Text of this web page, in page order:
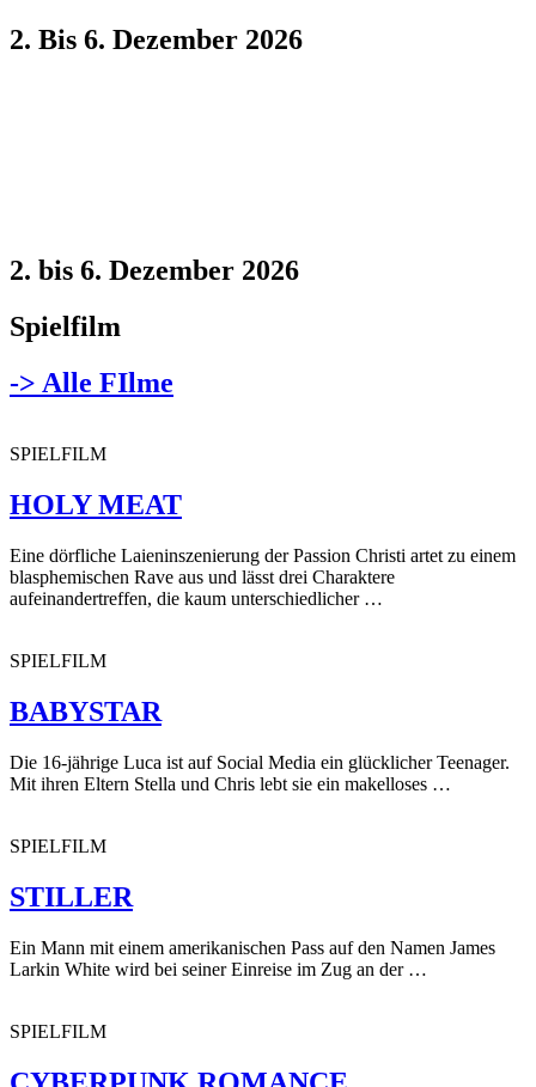
2. Bis 6. Dezember 2026
2. bis 6. Dezember 2026
Spielfilm
-> Alle FIlme
SPIELFILM
HOLY MEAT
Eine dörfliche Laieninszenierung der Passion Christi artet zu einem
blasphemischen Rave aus und lässt drei Charaktere
aufeinandertreffen, die kaum unterschiedlicher …
SPIELFILM
BABYSTAR
Die 16-jährige Luca ist auf Social Media ein glücklicher Teenager.
Mit ihren Eltern Stella und Chris lebt sie ein makelloses …
SPIELFILM
STILLER
Ein Mann mit einem amerikanischen Pass auf den Namen James
Larkin White wird bei seiner Einreise im Zug an der …
SPIELFILM